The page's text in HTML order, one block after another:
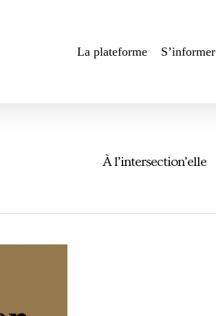
La plateforme S’informer
À l’intersection’elle